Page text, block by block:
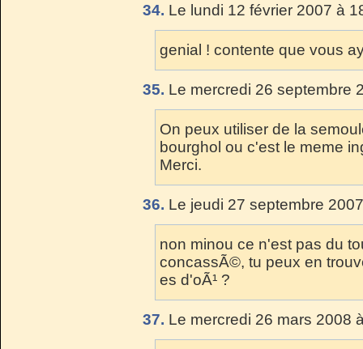
34. Le lundi 12 février 2007 à
genial ! contente que vous
35. Le mercredi 26 septembre
On peux utiliser de la
bourghol ou c'est le meme
Merci.
36. Le jeudi 27 septembre
non minou ce n'est pas du
concassÃ©, tu peux en
es d'oÃ¹ ?
37. Le mercredi 26 mars 2008